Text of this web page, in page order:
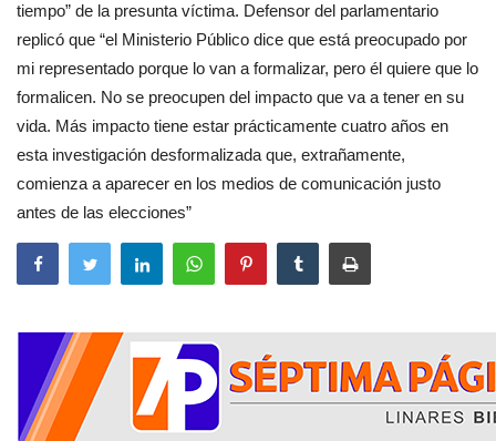
tiempo” de la presunta víctima. Defensor del parlamentario
replicó que “el Ministerio Público dice que está preocupado por
mi representado porque lo van a formalizar, pero él quiere que lo
formalicen. No se preocupen del impacto que va a tener en su
vida. Más impacto tiene estar prácticamente cuatro años en
esta investigación desformalizada que, extrañamente,
comienza a aparecer en los medios de comunicación justo
antes de las elecciones”